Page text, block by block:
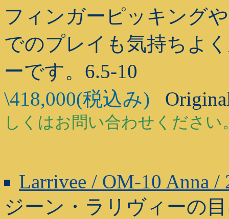
フィンガーピッキング
でのプレイも気持ちよ
ーです。6.5-10
\418,000(税込み)
しくはお問い合わせください
Larrivee / OM-10 Anna /
ジーン・ラリヴィーの